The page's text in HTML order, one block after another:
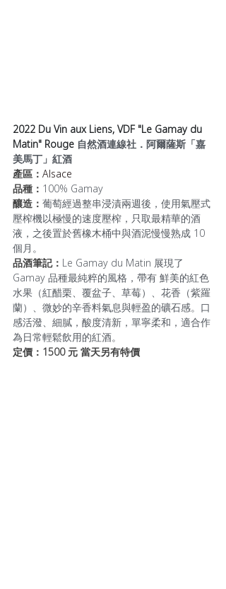
2022 Du Vin aux Liens, VDF "Le Gamay du
Matin" Rouge 自然酒連線社．阿爾薩斯「嘉
美馬丁」紅酒
產區： Alsace
品種： 100% Gamay
釀造： 葡萄經過整串浸漬兩週後，使用氣壓式
壓榨機以極慢的速度壓榨，只取最精華的酒
液，之後置於舊橡木桶中與酒泥慢慢熟成 10
個月。
品酒筆記： Le Gamay du Matin 展現了
Gamay 品種最純粹的風格，帶有 鮮美的紅色
水果（紅醋栗、覆盆子、草莓）、花香（紫羅
蘭）、微妙的辛香料氣息與輕盈的礦石感。口
感活潑、細膩，酸度清新，單寧柔和，適合作
為日常輕鬆飲用的紅酒。
定價：1500 元 當天另有特價